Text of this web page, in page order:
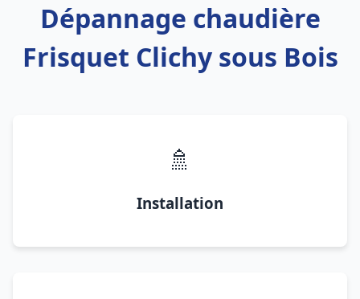
Dépannage chaudière
Frisquet Clichy sous Bois
🚿
Installation